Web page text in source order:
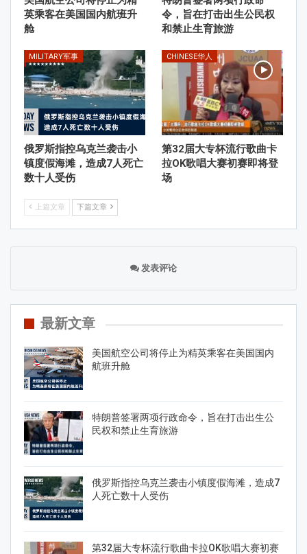
英乘客在美国国内航班升
舱
令，旨在打击出生公民权
和禁止生育旅游
MILITARY军事
俄罗斯指控乌克兰袭击小
镇度假海滩，造成7人死亡
数十人受伤
CHINESE华人
第32届大专杯流行歌曲卡
拉OK歌唱大赛初赛即将登
场
上篇文章 下篇文章
发表评论
最新文章
美国航空公司将停止为精英乘客在美国国内
航班升舱
特朗普签署两项行政命令，旨在打击出生公
民权和禁止生育旅游
俄罗斯指控乌克兰袭击小镇度假海滩，造成7
人死亡数十人受伤
第32届大专杯流行歌曲卡拉OK歌唱大赛初赛